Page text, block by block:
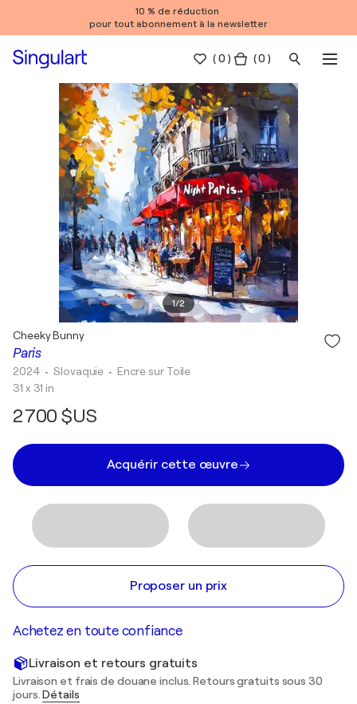
10 % de réduction
pour tout abonnement à la newsletter
(0 ) ( 0 )
1/2
Paris
Cheeky Bunny
2024 • Slovaquie • Encre sur Toile
31 x 31 in
2 700 $US
Acquérir cette œuvre
Proposer un prix
Achetez en toute confiance
Livraison et retours gratuits
Livraison et frais de douane inclus. Retours gratuits sous 30
jours.Détails